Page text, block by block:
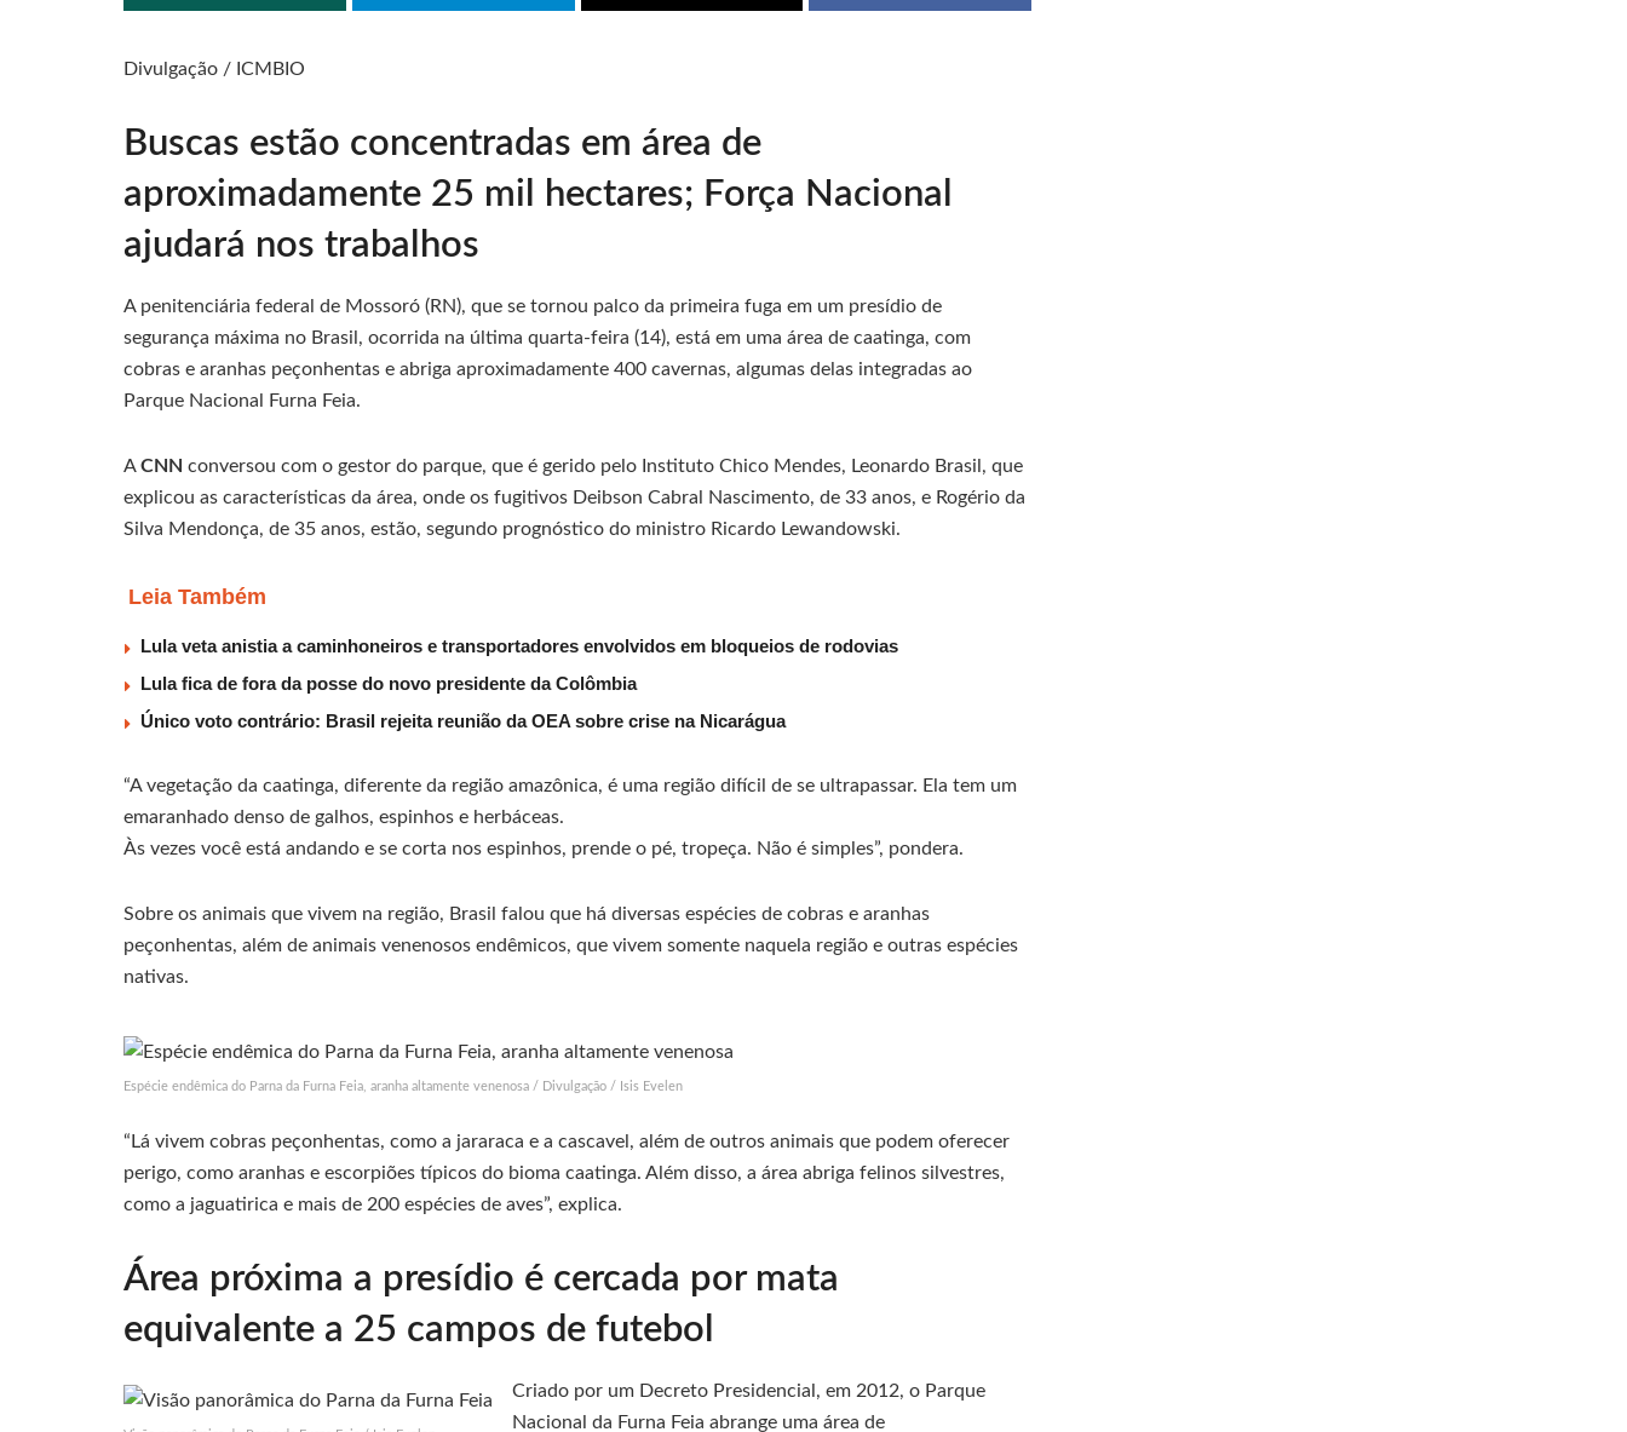
Divulgação / ICMBIO
Buscas estão concentradas em área de
aproximadamente 25 mil hectares; Força Nacional
ajudará nos trabalhos
A penitenciária federal de Mossoró (RN), que se tornou palco da primeira fuga em um presídio de
segurança máxima no Brasil, ocorrida na última quarta-feira (14), está em uma área de caatinga, com
cobras e aranhas peçonhentas e abriga aproximadamente 400 cavernas, algumas delas integradas ao
Parque Nacional Furna Feia.
ACNN conversou com o gestor do parque, que é gerido pelo Instituto Chico Mendes, Leonardo Brasil, que
explicou as características da área, onde os fugitivos Deibson Cabral Nascimento, de 33 anos, e Rogério da
Silva Mendonça, de 35 anos, estão, segundo prognóstico do ministro Ricardo Lewandowski.
Leia Também
Lula veta anistia a caminhoneiros e transportadores envolvidos em bloqueios de rodovias
Lula fica de fora da posse do novo presidente da Colômbia
Único voto contrário: Brasil rejeita reunião da OEA sobre crise na Nicarágua
“A vegetação da caatinga, diferente da região amazônica, é uma região difícil de se ultrapassar. Ela tem um
emaranhado denso de galhos, espinhos e herbáceas.
Às vezes você está andando e se corta nos espinhos, prende o pé, tropeça. Não é simples”, pondera.
Sobre os animais que vivem na região, Brasil falou que há diversas espécies de cobras e aranhas
peçonhentas, além de animais venenosos endêmicos, que vivem somente naquela região e outras espécies
nativas.
Espécie endêmica do Parna da Furna Feia, aranha altamente venenosa / Divulgação / Isis Evelen
“Lá vivem cobras peçonhentas, como a jararaca e a cascavel, além de outros animais que podem oferecer
perigo, como aranhas e escorpiões típicos do bioma caatinga. Além disso, a área abriga felinos silvestres,
como a jaguatirica e mais de 200 espécies de aves”, explica.
Área próxima a presídio é cercada por mata
equivalente a 25 campos de futebol
Criado por um Decreto Presidencial, em 2012, o Parque
Nacional da Furna Feia abrange uma área de